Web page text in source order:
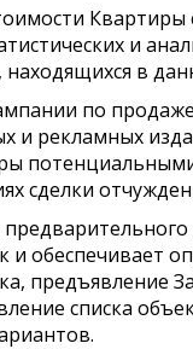
и
в
по
и рекламных
сделки
и обеспечивает
предъявление
списка